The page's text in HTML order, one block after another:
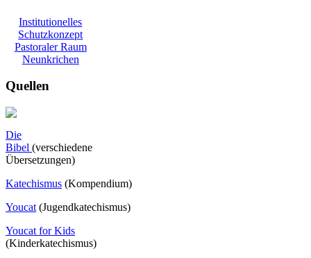
Institutionelles
Schutzkonzept
Pastoraler Raum
Neunkrichen
Quellen
Die
Bibel (verschiedene
Übersetzungen)
Katechismus (Kompendium)
Youcat (Jugendkatechismus)
Youcat for Kids
(Kinderkatechismus)